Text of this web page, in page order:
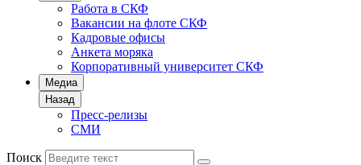
Работа в СКФ
Вакансии на флоте СКФ
Кадровые офисы
Анкета моряка
Корпоративный университет СКФ
Медиа
Назад
Пресс-релизы
СМИ
Поиск